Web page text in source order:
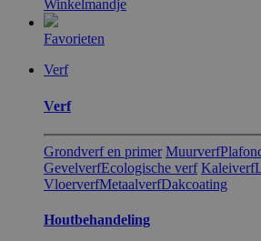
Winkelmandje
Favorieten
Verf
Verf
Grondverf en primer Muurverf
GevelverfEcologische verf Kaleiverf
VloerverfMetaalverfDakcoating
Hout​behandeling